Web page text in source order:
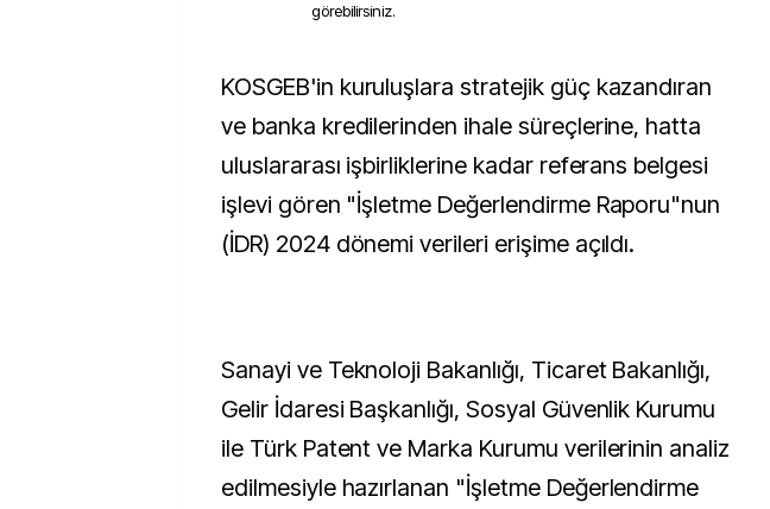
görebilirsiniz.
KOSGEB'in kuruluşlara stratejik güç kazandıran
ve banka kredilerinden ihale süreçlerine, hatta
uluslararası işbirliklerine kadar referans belgesi
işlevi gören "İşletme Değerlendirme Raporu"nun
(İDR) 2024 dönemi verileri erişime açıldı.
Sanayi ve Teknoloji Bakanlığı, Ticaret Bakanlığı,
Gelir İdaresi Başkanlığı, Sosyal Güvenlik Kurumu
ile Türk Patent ve Marka Kurumu verilerinin analiz
edilmesiyle hazırlanan "İşletme Değerlendirme